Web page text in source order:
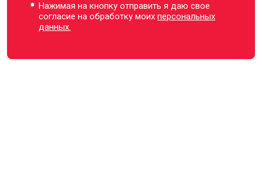
Нажимая на кнопку отправить я даю свое
согласие на обработку моихперсональных
данных.